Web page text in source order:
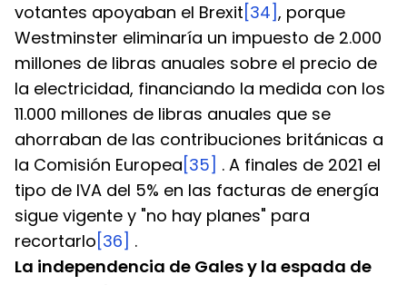
votantes apoyaban el Brexit [34], porque
Westminster eliminaría un impuesto de 2.000
millones de libras anuales sobre el precio de
la electricidad, financiando la medida con los
11.000 millones de libras anuales que se
ahorraban de las contribuciones británicas a
la Comisión Europea [35] . A finales de 2021 el
tipo de IVA del 5% en las facturas de energía
sigue vigente y "no hay planes" para
recortarlo [36] .
La independencia de Gales y la espada de